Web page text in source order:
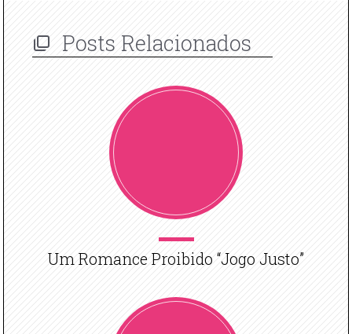
Posts Relacionados
Um Romance Proibido “Jogo Justo”